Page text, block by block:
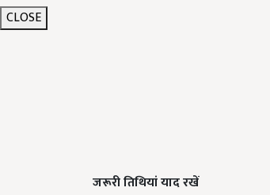
CLOSE
जरूरी तिथियां याद रखें